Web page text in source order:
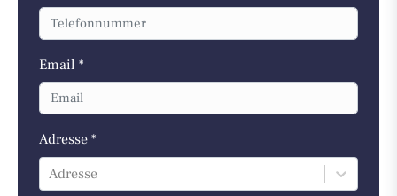
Email *
Adresse *
Adresse